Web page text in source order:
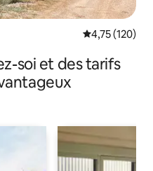
Évaluation
4,75 (120)
soi et des tarifs